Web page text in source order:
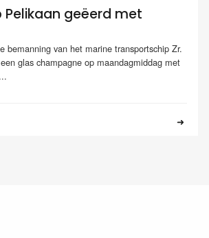
Pelikaan geëerd met
bemanning van het marine transportschip Zr.
glas champagne op maandagmiddag met